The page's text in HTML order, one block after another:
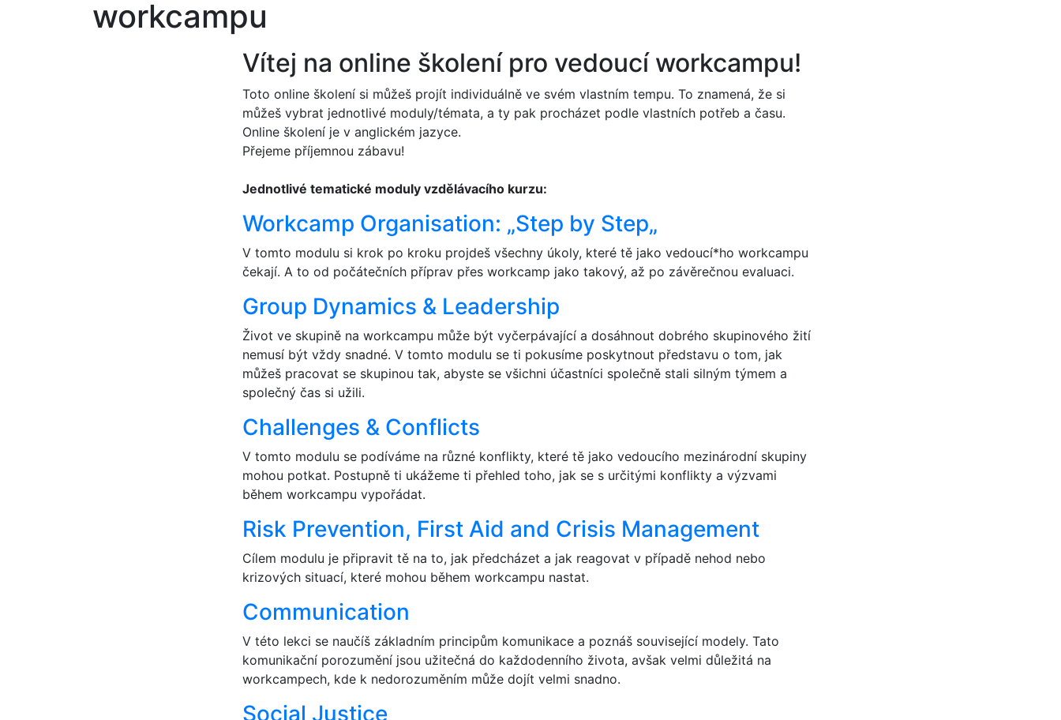
workcampu
Vítej na online školení pro vedoucí workcampu!
Toto online školení si můžeš projít individuálně ve svém vlastním tempu. To znamená, že si
můžeš vybrat jednotlivé moduly/témata, a ty pak procházet podle vlastních potřeb a času.
Online školení je v anglickém jazyce.
Přejeme příjemnou zábavu!
Jednotlivé tematické moduly vzdělávacího kurzu:
Workcamp Organisation: „Step by Step„
V tomto modulu si krok po kroku projdeš všechny úkoly, které tě jako vedoucí*ho workcampu
čekají. A to od počátečních příprav přes workcamp jako takový, až po závěrečnou evaluaci.
Group Dynamics & Leadership
Život ve skupině na workcampu může být vyčerpávající a dosáhnout dobrého skupinového žití
nemusí být vždy snadné. V tomto modulu se ti pokusíme poskytnout představu o tom, jak
můžeš pracovat se skupinou tak, abyste se všichni účastníci společně stali silným týmem a
společný čas si užili.
Challenges & Conflicts
V tomto modulu se podíváme na různé konflikty, které tě jako vedoucího mezinárodní skupiny
mohou potkat. Postupně ti ukážeme ti přehled toho, jak se s určitými konflikty a výzvami
během workcampu vypořádat.
Risk Prevention, First Aid and Crisis Management
Cílem modulu je připravit tě na to, jak předcházet a jak reagovat v případě nehod nebo
krizových situací, které mohou během workcampu nastat.
Communication
V této lekci se naučíš základním principům komunikace a poznáš související modely. Tato
komunikační porozumění jsou užitečná do každodenního života, avšak velmi důležitá na
workcampech, kde k nedorozuměním může dojít velmi snadno.
Social Justice